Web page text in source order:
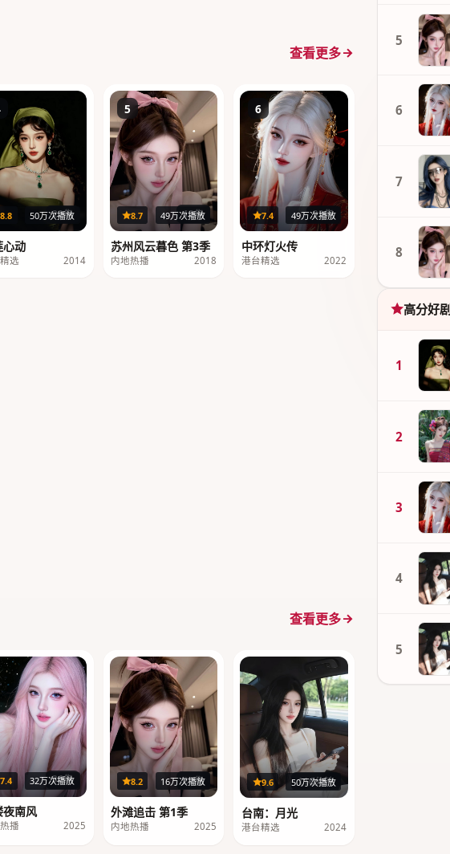
查看更多
22集
8.8 50万次播放
心动
选 2014
5
12集
8.7 49万次播放
苏州风云暮色 第3季
内地热播 2018
6
23集
7.4 49万次播放
中环灯火传
港台精选 2022
查看更多
36集
7.4 32万次播放
夜南风
播 2025
29集
8.2 16万次播放
外滩追击 第1季
内地热播 2025
116分钟
9.6 50万次播放
台南：月光
港台精选 2024
5
6
7
8
高分好剧
1
2
3
4
5